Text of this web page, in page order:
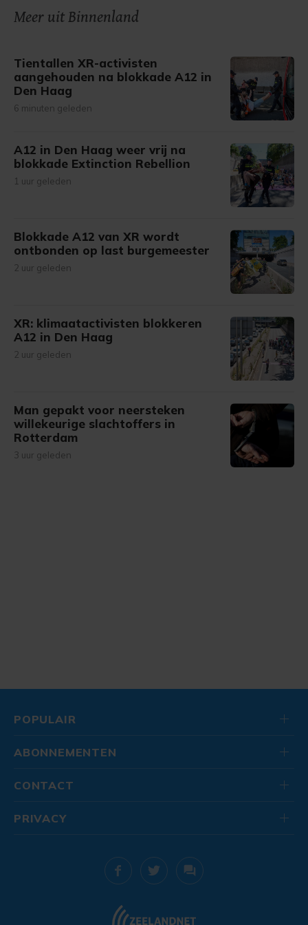
Meer uit Binnenland
Tientallen XR-activisten
aangehouden na blokkade A12 in
Den Haag
6 minuten geleden
A12 in Den Haag weer vrij na
blokkade Extinction Rebellion
1 uur geleden
Blokkade A12 van XR wordt
ontbonden op last burgemeester
2 uur geleden
XR: klimaatactivisten blokkeren
A12 in Den Haag
2 uur geleden
Man gepakt voor neersteken
willekeurige slachtoffers in
Rotterdam
3 uur geleden
POPULAIR
ABONNEMENTEN
CONTACT
PRIVACY